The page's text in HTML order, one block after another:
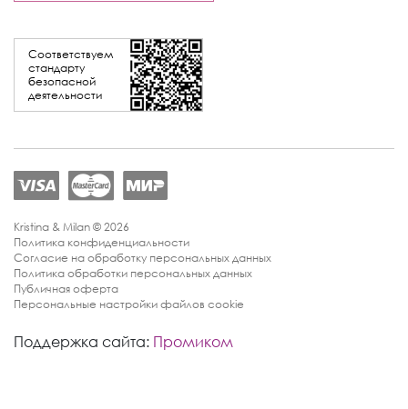
Соответствуем
стандарту
безопасной
деятельности
Kristina & Milan © 2026
Политика конфиденциальности
Согласие на обработку персональных данных
Политика обработки персональных данных
Публичная оферта
Персональные настройки файлов cookie
Поддержка сайта: Промиком